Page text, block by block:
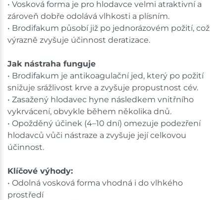
• Vosková forma je pro hlodavce velmi atraktivní a
zároveň dobře odolává vlhkosti a plísním.
• Brodifakum působí již po jednorázovém požití, což
výrazně zvyšuje účinnost deratizace.
Jak nástraha funguje
• Brodifakum je antikoagulační jed, který po požití
snižuje srážlivost krve a zvyšuje propustnost cév.
• Zasažený hlodavec hyne následkem vnitřního
vykrvácení, obvykle během několika dnů.
• Opožděný účinek (4–10 dní) omezuje podezření
hlodavců vůči nástraze a zvyšuje její celkovou
účinnost.
Klíčové výhody:
• Odolná vosková forma vhodná i do vlhkého
prostředí